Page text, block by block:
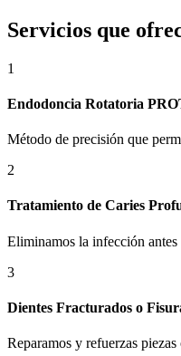
Servicios que
1
Endodoncia Rotatoria
Método de precisión que
2
Tratamiento de Caries
Eliminamos la infección
3
Dientes Fracturados o
Reparamos y refuerzas